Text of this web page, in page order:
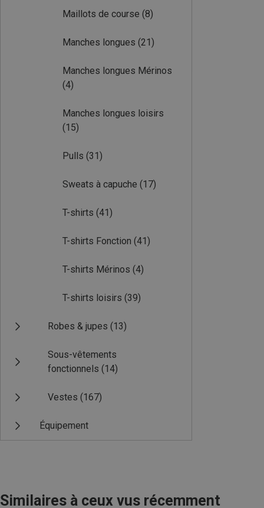
Maillots de course (8)
Manches longues (21)
Manches longues Mérinos
(4)
Manches longues loisirs
(15)
Pulls (31)
Sweats à capuche (17)
T-shirts (41)
T-shirts Fonction (41)
T-shirts Mérinos (4)
T-shirts loisirs (39)
Robes & jupes (13)
Sous-vêtements
fonctionnels (14)
Vestes (167)
Équipement
Similaires à ceux vus récemment